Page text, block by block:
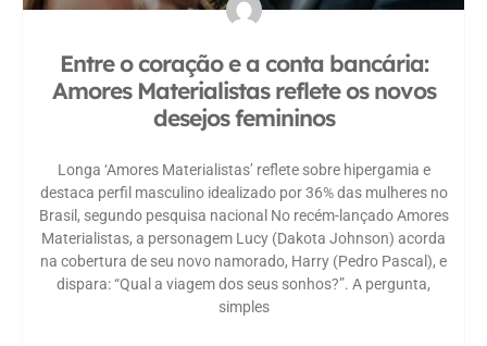
Entre o coração e a conta bancária:
Amores Materialistas reflete os novos
desejos femininos
Longa ‘Amores Materialistas’ reflete sobre hipergamia e
destaca perfil masculino idealizado por 36% das mulheres no
Brasil, segundo pesquisa nacional No recém-lançado Amores
Materialistas, a personagem Lucy (Dakota Johnson) acorda
na cobertura de seu novo namorado, Harry (Pedro Pascal), e
dispara: “Qual a viagem dos seus sonhos?”. A pergunta,
simples